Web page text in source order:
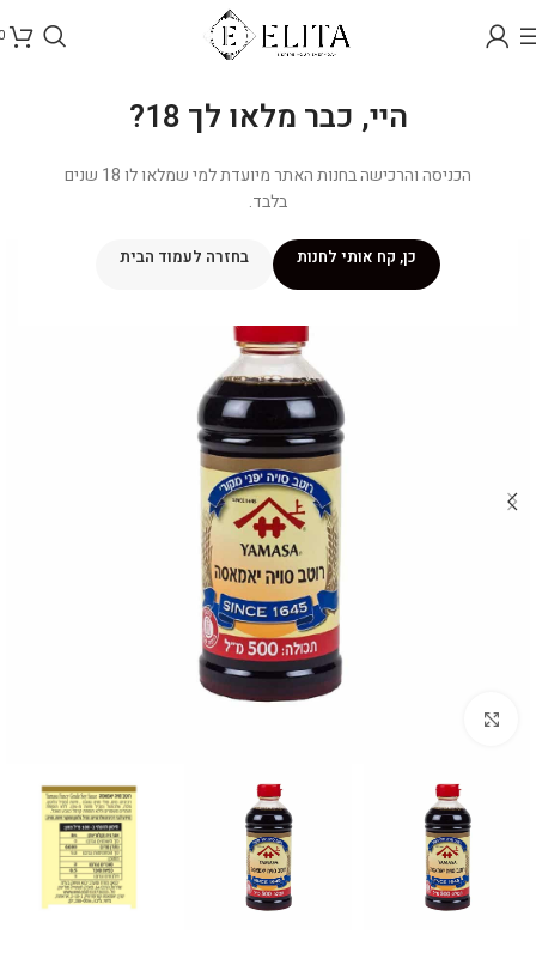
היי, כבר מלאו לך 18?
הכניסה והרכישה בחנות האתר מיועדת למי שמלאו לו 18 שנים
בלבד.
כן, קח אותי לחנות בחזרה לעמוד הבית